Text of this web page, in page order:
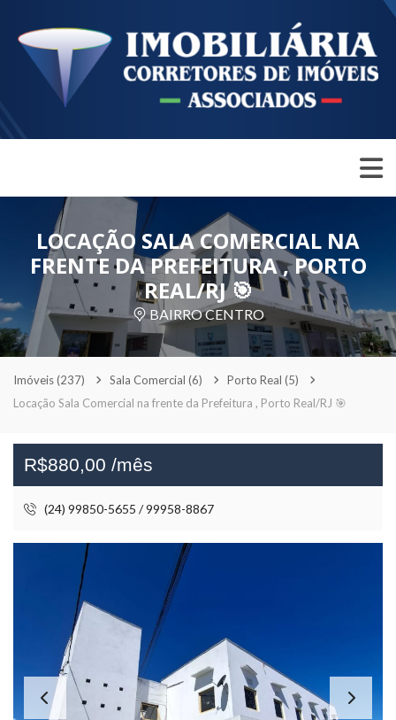
LOCAÇÃO SALA COMERCIAL NA
FRENTE DA PREFEITURA , PORTO
REAL/RJ 🎯
BAIRRO CENTRO
Imóveis(237) Sala Comercial (6) Porto Real (5)
Locação Sala Comercial na frente da Prefeitura , Porto Real/RJ 🎯
R$880,00 /mês
(24) 99850-5655 / 99958-8867